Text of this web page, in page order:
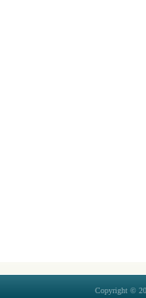
Copyright ©